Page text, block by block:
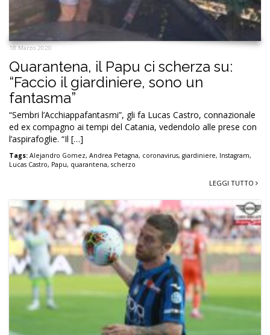
18 Marzo 2020
Quarantena, il Papu ci scherza su:
“Faccio il giardiniere, sono un
fantasma”
“Sembri l’Acchiappafantasmi”, gli fa Lucas Castro, connazionale
ed ex compagno ai tempi del Catania, vedendolo alle prese con
l’aspirafoglie. “Il […]
Tags: Alejandro Gomez, Andrea Petagna, coronavirus, giardiniere, Instagram,
Lucas Castro, Papu, quarantena, scherzo
LEGGI TUTTO